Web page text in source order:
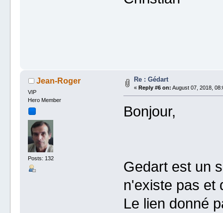
Jean-Roger
VIP
Hero Member
Posts: 132
Re : Gédart
«Reply #6 on: August 07, 2018,
Bonjour,
Gedart est un
n'existe pas et
Le lien donné